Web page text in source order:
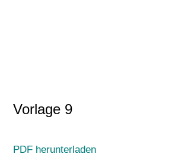
Vorlage 9
PDF herunterladen